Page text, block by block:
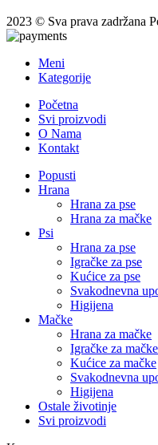
2023 © Sva prava zadržana
Meni
Kategorije
Početna
Svi proizvodi
O Nama
Kontakt
Popusti
Hrana
Hrana za pse
Hrana za mačke
Psi
Hrana za pse
Igračke za pse
Kućice za pse
Svakodnevna
Higijena
Mačke
Hrana za mačke
Igračke za mačke
Kućice za mačke
Svakodnevna
Higijena
Ostale životinje
Svi proizvodi